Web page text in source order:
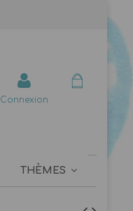
Connexion
THÈMES